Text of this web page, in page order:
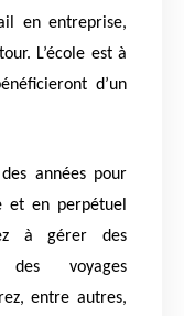
en entreprise,
L’école est à
d’un
années pour
et en perpétuel
à gérer des
des voyages
entre autres,